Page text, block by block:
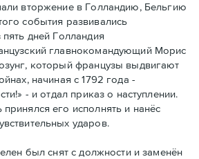
вторжение в Голландию, Бельгию
события развивались
дней Голландия
главнокомандующий Морис
который французы выдвигают
начиная с 1792 года -
- и отдал приказ о наступлении.
его исполнять и нанёс
ударов.
был снят с должности и заменён